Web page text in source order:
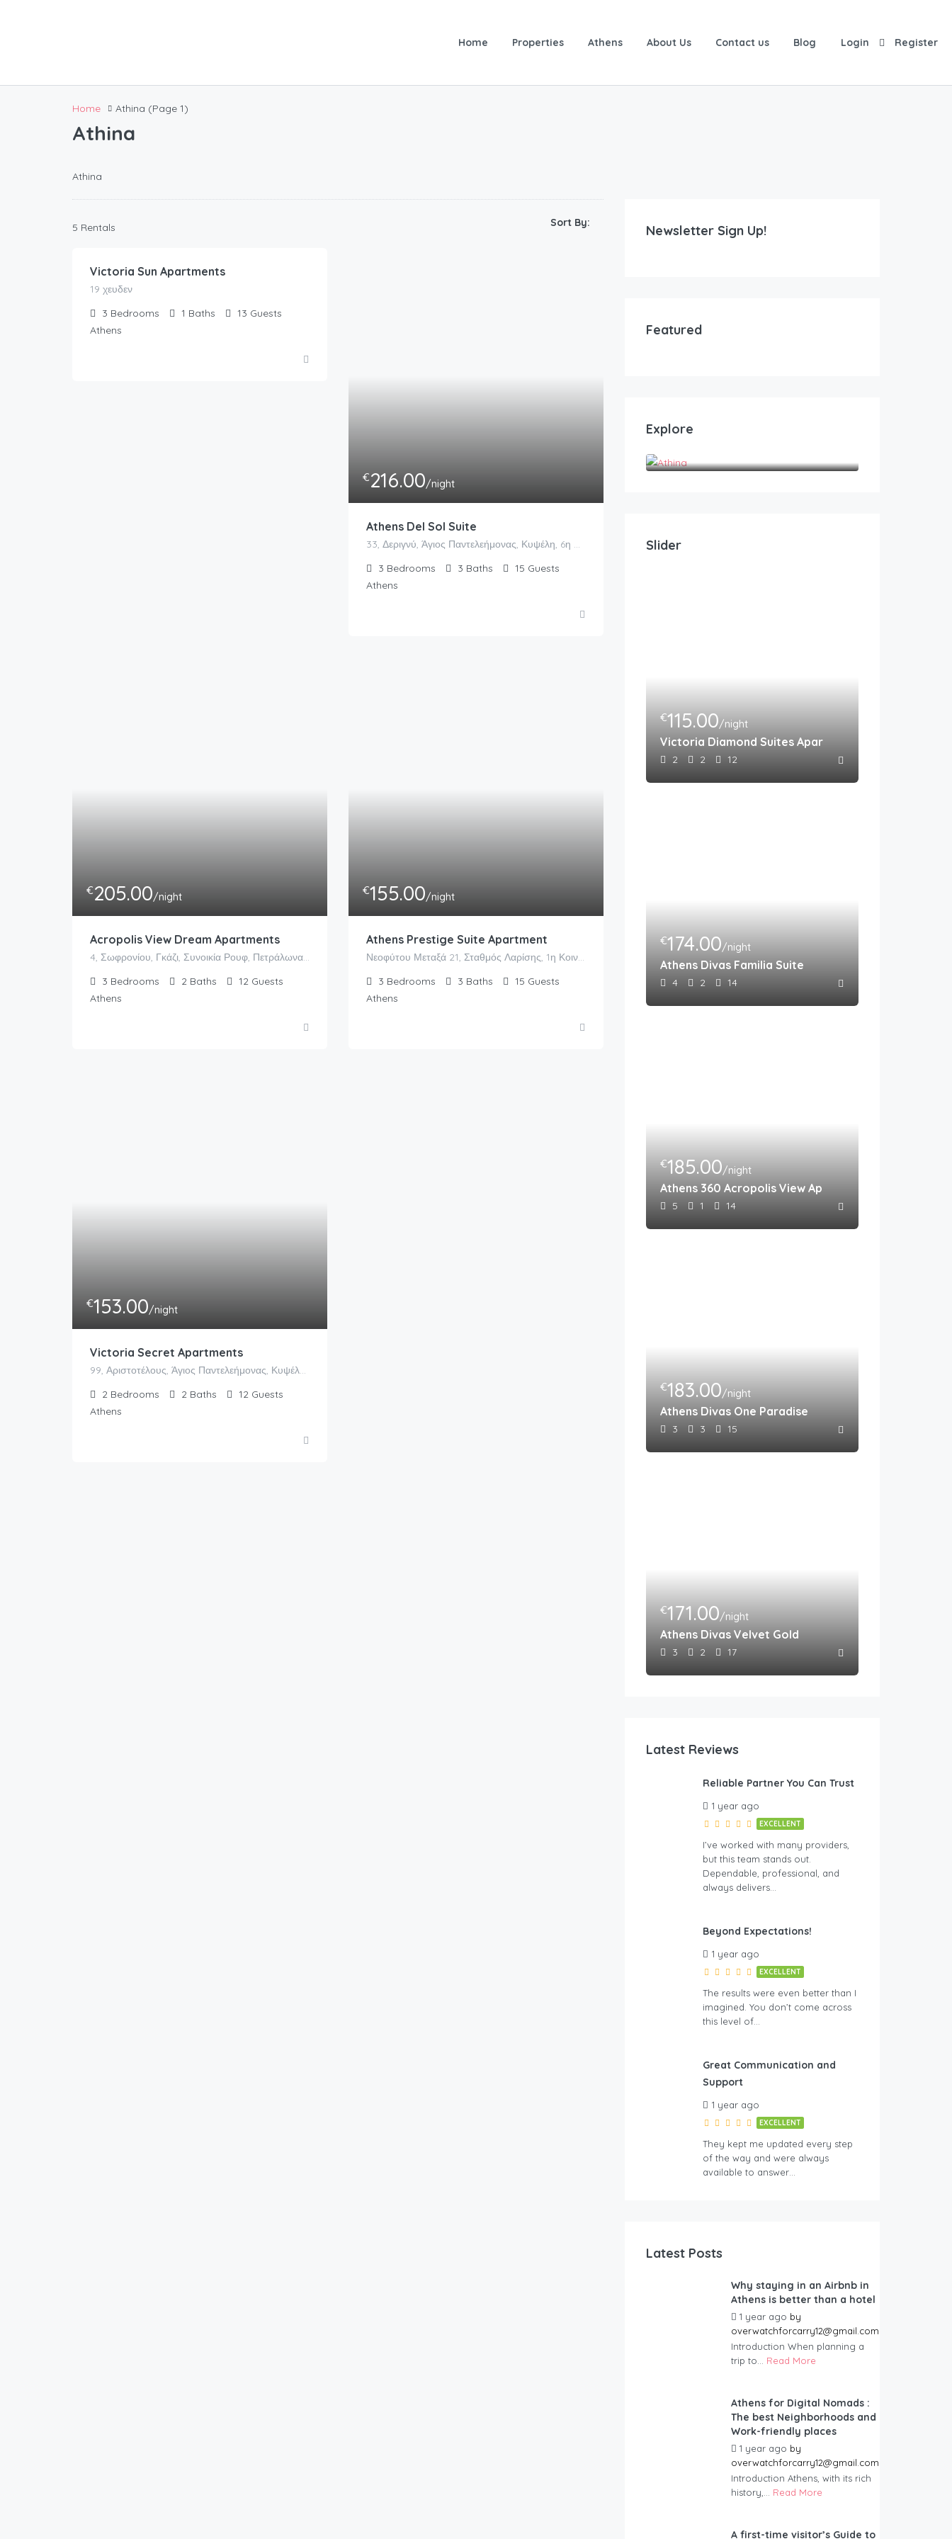
Home Properties Athens About Us Contact us Blog Login Register
Home Athina (Page 1)
Athina
Athina
5 Rentals Sort By:
154.00
Victoria Sun Apartments
19 χευδεν
3 Bedrooms 1 Baths 13 Guests
Athens
€216.00/night
Athens Del Sol Suite
33, Δεριγνύ, Άγιος Παντελεήμονας, Κυψέλη, 6η Κοινότητα Αθηνών, Αθήνα, Δήμος Αθηναίων, Περιφερειακή Ενότητα Κεντρικού Τομέα Αθηνών, Περιφέρεια Αττικής, Αποκεντρωμένη Διοίκηση Αττικής, 104 34, Ελλάς
3 Bedrooms 3 Baths 15 Guests
Athens
€205.00/night
Acropolis View Dream Apartments
4, Σωφρονίου, Γκάζι, Συνοικία Ρουφ, Πετράλωνα, 3η Κοινότητα Αθηνών, Αθήνα, Δήμος Αθηναίων, Περιφερειακή Ενότητα Κεντρικού Τομέα Αθηνών, Περιφέρεια Αττικής, Αποκεντρωμένη Διοίκηση Αττικής, 118 54, Ελλάς
3 Bedrooms 2 Baths 12 Guests
Athens
€155.00/night
Athens Prestige Suite Apartment
Νεοφύτου Μεταξά 21, Σταθμός Λαρίσης, 1η Κοινότητα Αθηνών, Αθήνα, Δήμος Αθηναίων, Περιφερειακή Ενότητα Κεντρικού Τομέα Αθηνών, Περιφέρεια Αττικής, Αποκεντρωμένη Διοίκηση Αττικής, 104 39, Ελλάς
3 Bedrooms 3 Baths 15 Guests
Athens
€153.00/night
Victoria Secret Apartments
99, Αριστοτέλους, Άγιος Παντελεήμονας, Κυψέλη, 6η Κοινότητα Αθηνών, Αθήνα, Δήμος Αθηναίων, Περιφερειακή Ενότητα Κεντρικού Τομέα Αθηνών, Περιφέρεια Αττικής, Αποκεντρωμένη Διοίκηση Αττικής, 104 34, Ελλάς
2 Bedrooms 2 Baths 12 Guests
Athens
Newsletter Sign Up!
Featured
Explore
Slider
€115.00/night
Victoria Diamond Suites Apartments
2 2 12
€174.00/night
Athens Divas Familia Suite
4 2 14
€185.00/night
Athens 360 Acropolis View Apartment
5 1 14
€183.00/night
Athens Divas One Paradise
3 3 15
€171.00/night
Athens Divas Velvet Gold
3 2 17
Latest Reviews
Reliable Partner You Can Trust
1 year ago
EXCELLENT
I’ve worked with many providers,
but this team stands out.
Dependable, professional, and
always delivers…
Beyond Expectations!
1 year ago
EXCELLENT
The results were even better than I
imagined. You don’t come across
this level of…
Great Communication and
Support
1 year ago
EXCELLENT
They kept me updated every step
of the way and were always
available to answer…
Latest Posts
Why staying in an Airbnb in
Athens is better than a hotel
1 year ago by
overwatchforcarry12@gmail.com
Introduction When planning a
trip to... Read More
Athens for Digital Nomads :
The best Neighborhoods and
Work-friendly places
1 year ago by
overwatchforcarry12@gmail.com
Introduction Athens, with its rich
history,... Read More
A first-time visitor’s Guide to